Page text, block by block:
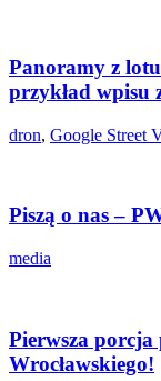
Panoramy z
przykład wpisu
dron, Google Street
Piszą o nas –
media
Pierwsza
Wrocławskiego!